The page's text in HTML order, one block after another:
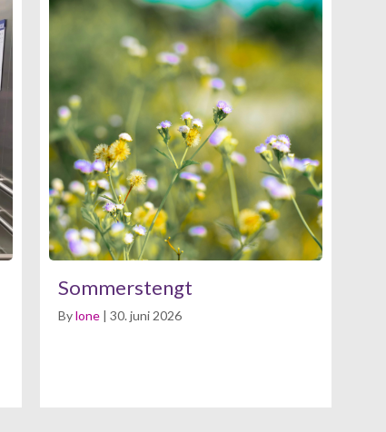
Sommerstengt
Bylone | 30. juni 2026